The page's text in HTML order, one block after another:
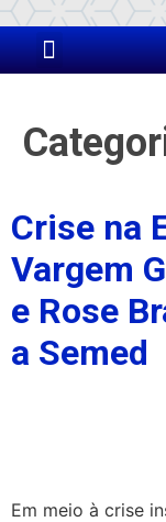
Crise na
Vargem
e Rose
a Semed
Em meio à crise